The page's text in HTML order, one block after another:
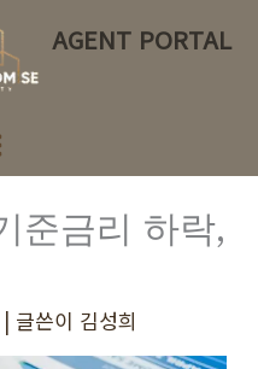
준금리 하락,
| 글쓴이 김성희
AGENT PORTAL